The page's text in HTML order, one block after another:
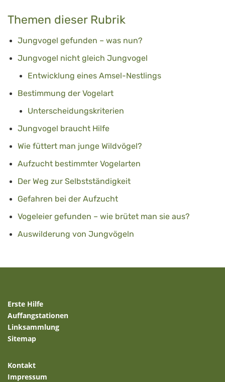
Themen dieser Rubrik
Jungvogel gefunden – was nun?
Jungvogel nicht gleich Jungvogel
Entwicklung eines Amsel-Nestlings
Bestimmung der Vogelart
Unterscheidungskriterien
Jungvogel braucht Hilfe
Wie füttert man junge Wildvögel?
Aufzucht bestimmter Vogelarten
Der Weg zur Selbstständigkeit
Gefahren bei der Aufzucht
Vogeleier gefunden – wie brütet man sie aus?
Auswilderung von Jungvögeln
Erste Hilfe
Auffangstationen
Linksammlung
Sitemap
Kontakt
Impressum